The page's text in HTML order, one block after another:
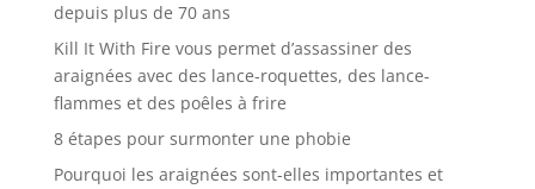
depuis plus de 70 ans
Kill It With Fire vous permet d’assassiner des
araignées avec des lance-roquettes, des lance-
flammes et des poêles à frire
8 étapes pour surmonter une phobie
Pourquoi les araignées sont-elles importantes et